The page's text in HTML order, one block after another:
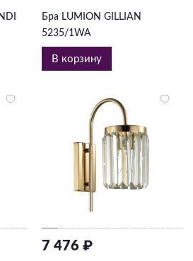
Бра LUMION GILLIAN
5235/1WA
В корзину
7 476 ₽